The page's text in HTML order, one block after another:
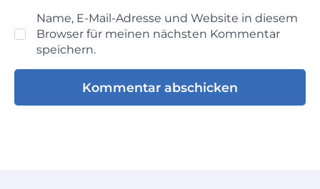
Name, E-Mail-Adresse und Website in diesem
Browser für meinen nächsten Kommentar
speichern.